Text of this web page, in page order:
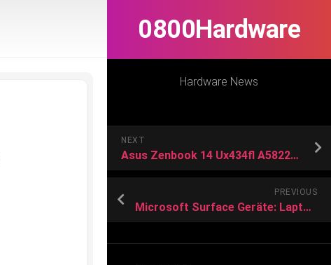
0800Hardware
Hardware News
NEXT
Asus Zenbook 14 Ux434fl A5822ts Ultrabook vs HP Envy X360 13 Ay1065au
PREVIOUS
Microsoft Surface Geräte: Laptops und Tablets zu Bestpreisen kaufen